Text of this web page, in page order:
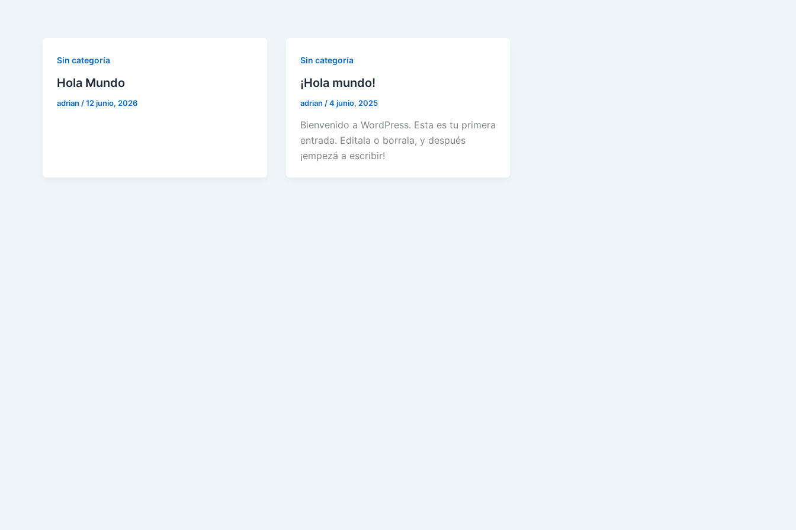
Sin categoría
Hola Mundo
adrian /12 junio, 2026
Sin categoría
¡Hola mundo!
adrian /4 junio, 2025
Bienvenido a WordPress. Esta es tu primera
entrada. Editala o borrala, y después
¡empezá a escribir!